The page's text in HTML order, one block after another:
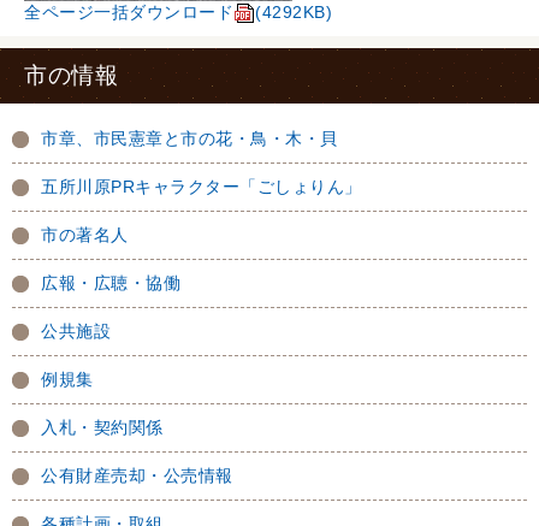
全ページ一括ダウンロード (4292KB)
市の情報
市章、市民憲章と市の花・鳥・木・貝
五所川原PRキャラクター「ごしょりん」
市の著名人
広報・広聴・協働
公共施設
例規集
入札・契約関係
公有財産売却・公売情報